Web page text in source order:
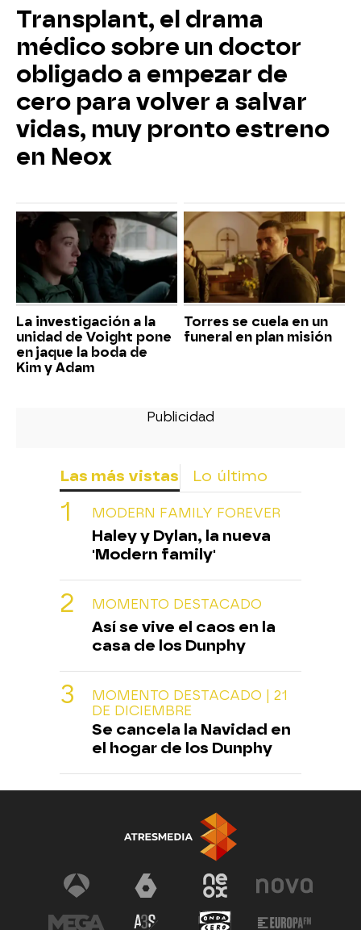
Transplant, el drama
médico sobre un doctor
obligado a empezar de
cero para volver a salvar
vidas, muy pronto estreno
en Neox
La investigación a la
unidad de Voight pone
en jaque la boda de
Kim y Adam
Torres se cuela en un
funeral en plan misión
Las más vistas Lo último
MODERN FAMILY FOREVER
Haley y Dylan, la nueva
'Modern family'
MOMENTO DESTACADO
Así se vive el caos en la
casa de los Dunphy
MOMENTO DESTACADO | 21
DE DICIEMBRE
Se cancela la Navidad en
el hogar de los Dunphy